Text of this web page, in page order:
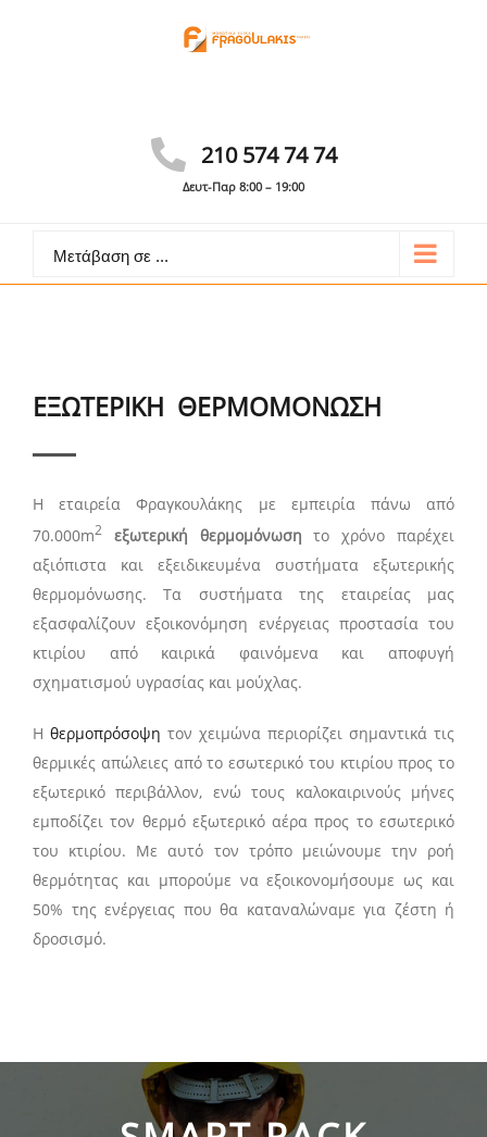
210 574 74 74
Δευτ-Παρ 8:00 – 19:00
Μετάβαση σε ...
ΕΞΩΤΕΡΙΚΗ ΘΕΡΜΟΜΟΝΩΣΗ
Η εταιρεία Φραγκουλάκης με εμπειρία πάνω από
70.000m2 εξωτερική θερμομόνωση το χρόνο παρέχει
αξιόπιστα και εξειδικευμένα συστήματα εξωτερικής
θερμομόνωσης. Τα συστήματα της εταιρείας μας
εξασφαλίζουν εξοικονόμηση ενέργειας προστασία του
κτιρίου από καιρικά φαινόμενα και αποφυγή
σχηματισμού υγρασίας και μούχλας.
Η θερμοπρόσοψη τον χειμώνα περιορίζει σημαντικά τις
θερμικές απώλειες από το εσωτερικό του κτιρίου προς το
εξωτερικό περιβάλλον, ενώ τους καλοκαιρινούς μήνες
εμποδίζει τον θερμό εξωτερικό αέρα προς το εσωτερικό
του κτιρίου. Με αυτό τον τρόπο μειώνουμε την ροή
θερμότητας και μπορούμε να εξοικονομήσουμε ως και
50% της ενέργειας που θα καταναλώναμε για ζέστη ή
δροσισμό.